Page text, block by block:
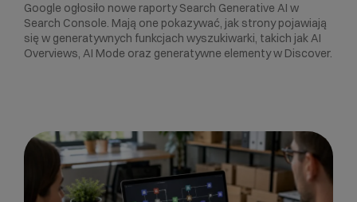
Google ogłosiło nowe raporty Search Generative AI w
Search Console. Mają one pokazywać, jak strony pojawiają
się w generatywnych funkcjach wyszukiwarki, takich jak AI
Overviews, AI Mode oraz generatywne elementy w Discover.